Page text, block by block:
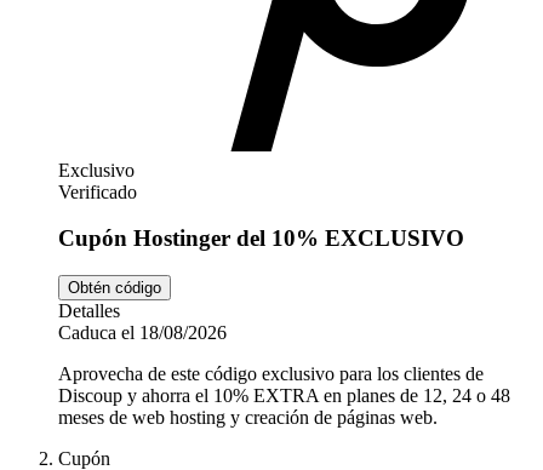
Exclusivo
Verificado
Cupón Hostinger del 10% EXCLUSIVO
Obtén código
Detalles
Caduca el 18/08/2026
Aprovecha de este código exclusivo para los clientes de
Discoup y ahorra el 10% EXTRA en planes de 12, 24 o 48
meses de web hosting y creación de páginas web.
Cupón